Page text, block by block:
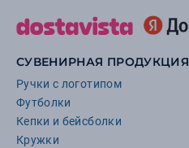
СУВЕНИРНАЯ ПРОДУКЦИЯ
Ручки с логотипом
Футболки
Кепки и бейсболки
Кружки